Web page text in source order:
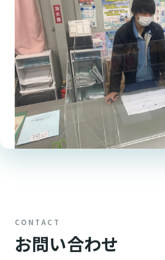
お問い合わせ